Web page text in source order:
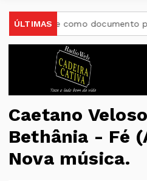
ÚLTIMAS
como documento para votar;
Caetano
Bethânia - Fé
Nova música.